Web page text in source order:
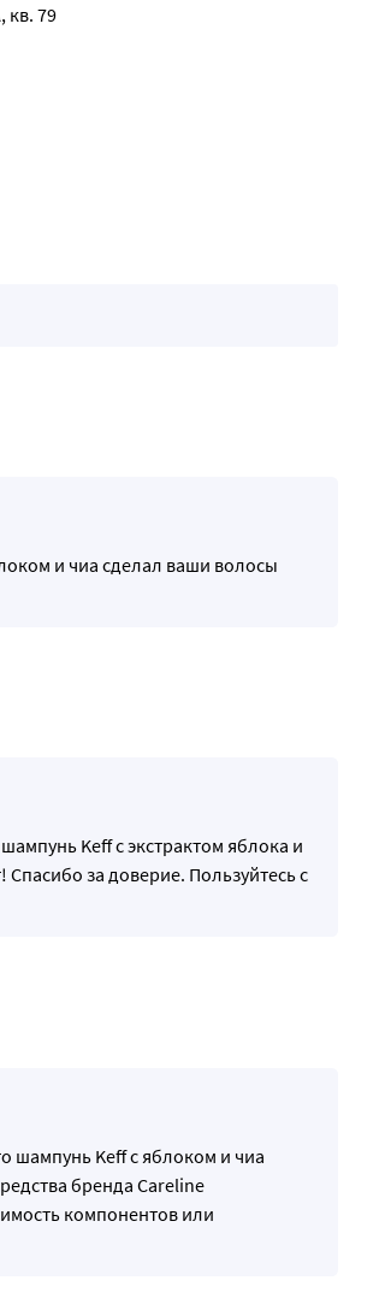
жизненной силы с первого применения.
кв. 79
и чиа сделал ваши волосы
Keff с экстрактом яблока и
за доверие. Пользуйтесь с
шампунь Keff с яблоком и чиа
бренда Careline
компонентов или